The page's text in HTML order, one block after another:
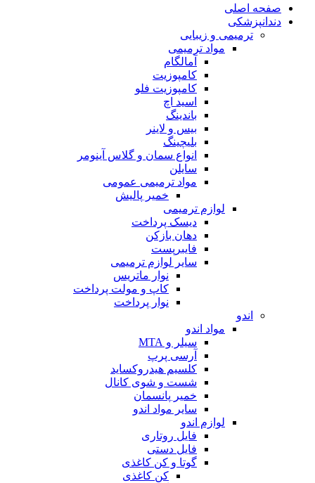
صفحه اصلی
دندانپزشکی
ترمیمی و زیبایی
مواد ترمیمی
آمالگام
کامپوزیت
کامپوزیت فلو
اسید اچ
باندینگ
بیس و لاینر
بلیچینگ
انواع سمان و گلاس آینومر
سایلن
مواد ترمیمی عمومی
خمیر پالیش
لوازم ترمیمی
دیسک پرداخت
دهان بازکن
فایبرپست
سایر لوازم ترمیمی
نوار ماتریس
کاپ و مولت پرداخت
نوار پرداخت
اندو
مواد اندو
سیلر و MTA
آرسی پرپ
کلسیم هیدروکساید
شست و شوی کانال
خمیر پانسمان
سایر مواد اندو
لوازم اندو
فایل روتاری
فایل دستی
گوتا و کن کاغذی
کن کاغذی